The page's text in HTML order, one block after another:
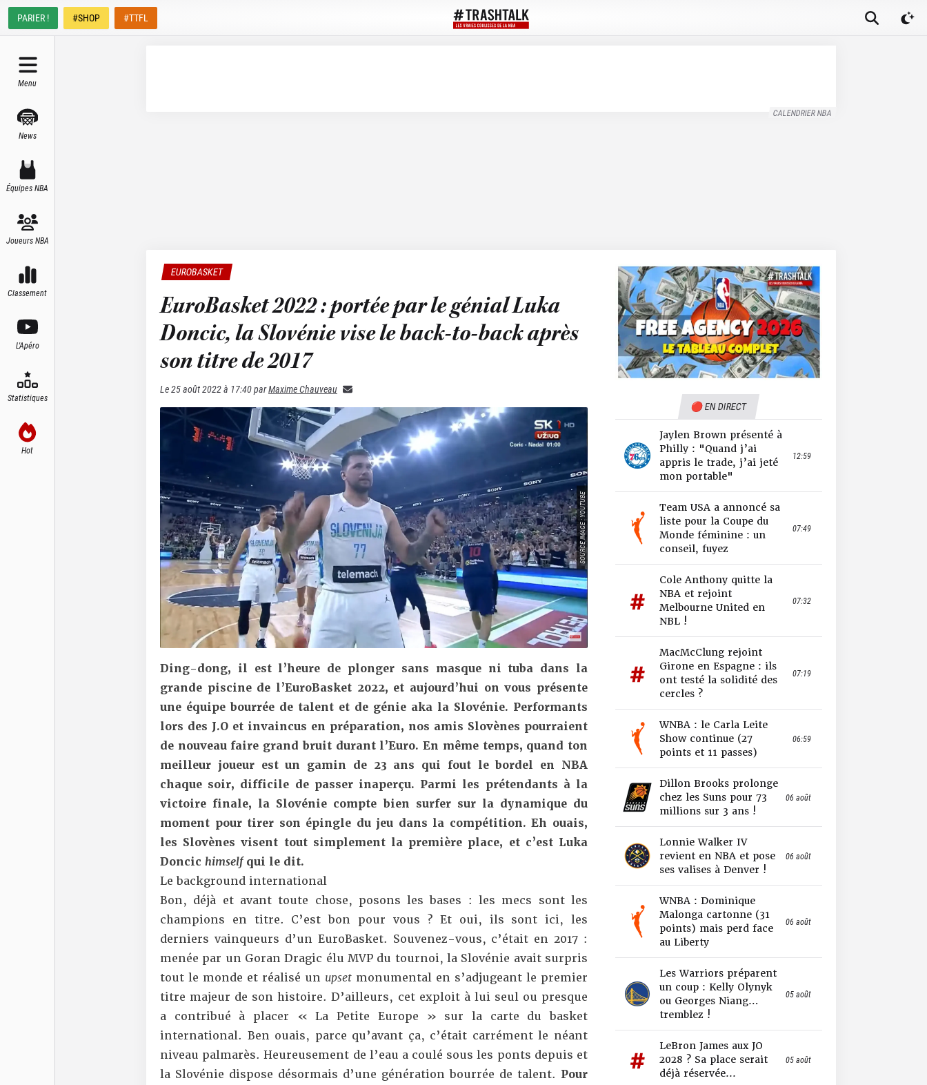
PARIER ! #SHOP #TTFL
Menu
News
Équipes NBA
Joueurs NBA
Classement
L'Apéro
Statistiques
Hot
CALENDRIER NBA
EUROBASKET
EuroBasket 2022 : portée par le génial Luka
Doncic, la Slovénie vise le back-to-back après
son titre de 2017
Le25 août 2022 à 17:40parMaxime Chauveau
SOURCE IMAGE : YOUTUBE
Ding-dong, il est l’heure de plonger sans masque ni tuba dans la
grande piscine de l’EuroBasket 2022, et aujourd’hui on vous présente
une équipe bourrée de talent et de génie aka la Slovénie. Performants
lors des J.O et invaincus en préparation, nos amis Slovènes pourraient
de nouveau faire grand bruit durant l’Euro. En même temps, quand ton
meilleur joueur est un gamin de 23 ans qui fout le bordel en NBA
chaque soir, difficile de passer inaperçu. Parmi les prétendants à la
victoire finale, la Slovénie compte bien surfer sur la dynamique du
moment pour tirer son épingle du jeu dans la compétition. Eh ouais,
les Slovènes visent tout simplement la première place, et c’est Luka
Doncic himselfqui le dit.
Le background international
Bon, déjà et avant toute chose, posons les bases : les mecs sont les
champions en titre. C’est bon pour vous ? Et oui, ils sont ici, les
derniers vainqueurs d’un EuroBasket. Souvenez-vous, c’était en 2017 :
menée par un Goran Dragic élu MVP du tournoi, la Slovénie avait surpris
tout le monde et réalisé un upset monumental en s’adjugeant le premier
titre majeur de son histoire. D’ailleurs, cet exploit à lui seul ou presque
a contribué à placer « La Petite Europe » sur la carte du basket
international. Ben ouais, parce qu’avant ça, c’était carrément le néant
niveau palmarès. Heureusement de l’eau a coulé sous les ponts depuis et
la Slovénie dispose désormais d’une génération bourrée de talent. Pour
🔴 EN DIRECT
Jaylen Brown présenté à
Philly : "Quand j’ai
appris le trade, j’ai jeté
mon portable"
12:59
Team USA a annoncé sa
liste pour la Coupe du
Monde féminine : un
conseil, fuyez
07:49
Cole Anthony quitte la
NBA et rejoint
Melbourne United en
NBL !
07:32
MacMcClung rejoint
Girone en Espagne : ils
ont testé la solidité des
cercles ?
07:19
WNBA : le Carla Leite
Show continue (27
points et 11 passes)
06:59
Dillon Brooks prolonge
chez les Suns pour 73
millions sur 3 ans !
06 août
Lonnie Walker IV
revient en NBA et pose
ses valises à Denver !
06 août
WNBA : Dominique
Malonga cartonne (31
points) mais perd face
au Liberty
06 août
Les Warriors préparent
un coup : Kelly Olynyk
ou Georges Niang…
tremblez !
05 août
LeBron James aux JO
2028 ? Sa place serait
déjà réservée...
05 août